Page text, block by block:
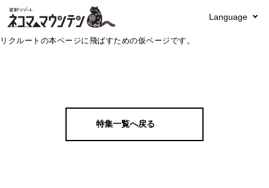
Language
リクルートの本ページに飛ばすための仮ページです。
特集一覧へ戻る